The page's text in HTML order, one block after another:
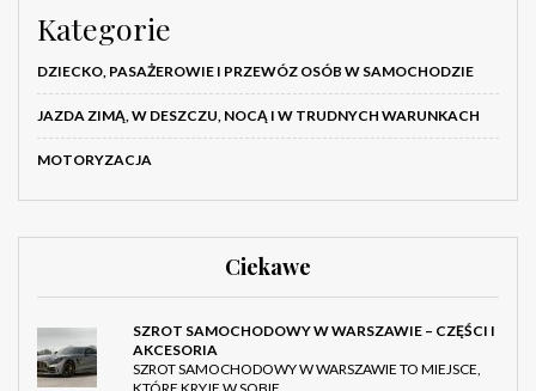
Kategorie
DZIECKO, PASAŻEROWIE I PRZEWÓZ OSÓB W SAMOCHODZIE
JAZDA ZIMĄ, W DESZCZU, NOCĄ I W TRUDNYCH WARUNKACH
MOTORYZACJA
Ciekawe
SZROT SAMOCHODOWY W WARSZAWIE – CZĘŚCI I
AKCESORIA
SZROT SAMOCHODOWY W WARSZAWIE TO MIEJSCE,